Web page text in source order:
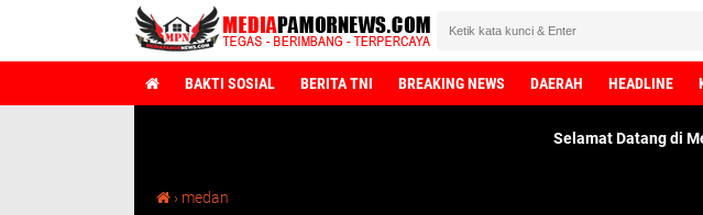
BAKTI SOSIAL BERITA TNI BREAKING NEWS DAERAH HEADLINE
Selamat Datang di
› medan